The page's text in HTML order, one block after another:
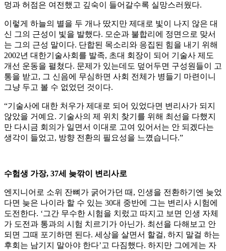
멍과 허점은 여전했고 깊숙이 들어갈수록 실망스러웠다.
이렇게 하늘의 별을 두 개나 땄지만 제대로 빛이 나지 않은 대
신 그의 근성이 빛을 발했다. 모순과 불합리에 정면으로 맞서
는 그의 근성 말이다. 단합된 목소리와 응집된 힘을 내기 위해
2002년 대한기술사회를 발족, 초대 회장이 되어 기술사 제도
개선 운동을 펼쳤다. 문제가 있는데도 덮어두면 구성원들이 고
통을 받고, 그 신음에 무심하면 사회 전체가 병들기 마련이니
그냥 두고 볼 수 없었던 것이다.
“기술사에 대한 처우가 제대로 되어 있었다면 변리사가 되지
않았을 거예요. 기술사의 제 위치 찾기를 위해 최선을 다했지
만 다시금 회의가 일면서 이대로 고여 있어서는 안 되겠다는
생각이 들었고, 방향 전환의 필요성을 느꼈습니다.”
수험생 가장, 37세 늦깎이 변리사로
엔지니어로 소위 잔뼈가 굵어가던 때, 인생을 전환하기엔 늦었
다면 늦은 나이라 할 수 있는 30대 중반에 그는 변리사 시험에
도전한다. ‘그간 무수한 시험을 치렀고 따지고 보면 인생 자체
가 도전과 통과의 시험 치르기가 아닌가. 최선을 다해보고 안
되면 그때 포기하면 된다. 세상을 살면서 할걸, 하지 말걸 하는
후회는 남기지 말아야 한다’고 다짐했다. 하지만 그에게는 자